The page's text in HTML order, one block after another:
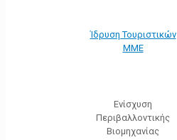
Ίδρυση Τουριστικών
ΜΜΕ
Ενίσχυση
Περιβαλλοντικής
Βιομηχανίας